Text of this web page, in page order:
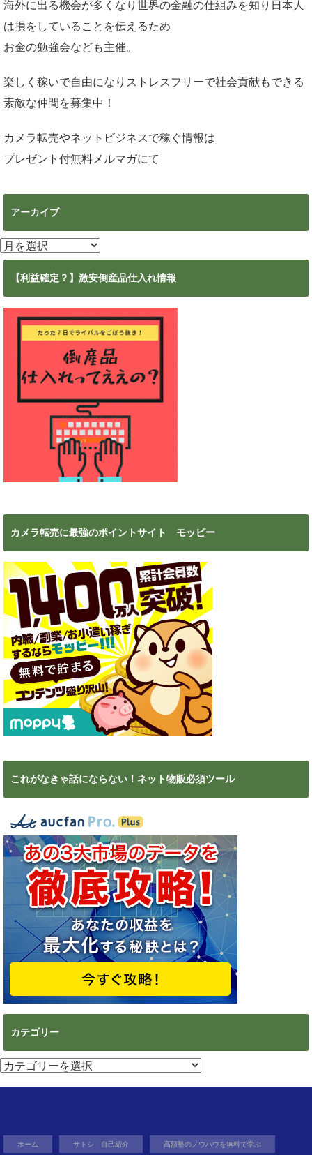
海外に出る機会が多くなり世界の金融の仕組みを知り日本人
は損をしていることを伝えるため
お金の勉強会なども主催。
楽しく稼いで自由になりストレスフリーで社会貢献もできる
素敵な仲間を募集中！
カメラ転売やネットビジネスで稼ぐ情報は
プレゼント付無料メルマガにて
アーカイブ
ア
ー
【利益確定？】激安倒産品仕入れ情報
カメラ転売に最強のポイントサイト モッピー
これがなきゃ話にならない！ネット物販必須ツール
カテゴリー
カ
ホーム サトシ 自己紹介 高額塾のノウハウを無料で学ぶ